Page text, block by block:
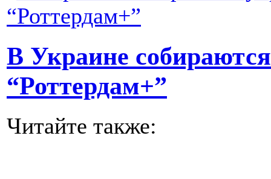
В Украине
“Роттердам+”
Читайте также: